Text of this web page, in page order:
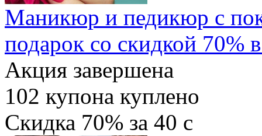
Маникюр и педикюр с
подарок со скидкой 70%
Акция завершена
102 купона куплено
Скидка 70% за 40 c